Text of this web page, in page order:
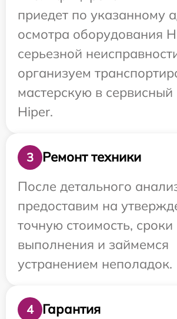
приедет по указанному
осмотра оборудования
серьезной
организуем
мастерскую в сервисный
Hiper.
3
Ремонт техники
После детального
предоставим на
точную стоимость, сроки
выполнения и займемся
устранением неполадок.
4
Гарантия